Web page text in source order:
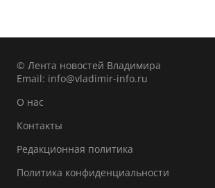
© Лента новостей Владимира
Email: info@vladimir-info.ru
О нас
Контакты
Редакционная политика
Политика конфиденциальности